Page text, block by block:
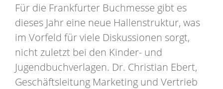
Für die Frankfurter Buchmesse gibt es
dieses Jahr eine neue Hallenstruktur, was
im Vorfeld für viele Diskussionen sorgt,
nicht zuletzt bei den Kinder- und
Jugendbuchverlagen. Dr. Christian Ebert,
Geschäftsleitung Marketing und Vertrieb